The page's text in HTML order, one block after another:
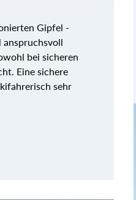
Gipfel -
anspruchsvoll
bei sicheren
Eine sichere
sehr